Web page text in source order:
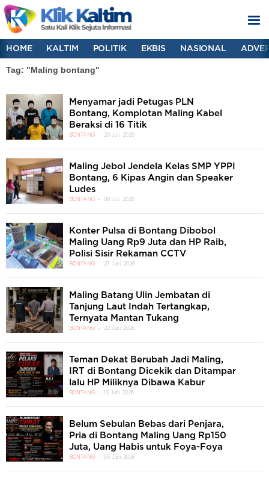
HOME KALTIM POLITIK EKBIS NASIONAL
Tag: "Maling bontang"
Menyamar jadi Petugas PLN
Bontang, Komplotan Maling Kabel
Beraksi di 16 Titik
BONTANG 20 Juli 2026
Maling Jebol Jendela Kelas SMP YPPI
Bontang, 6 Kipas Angin dan Speaker
Ludes
BONTANG 08 Juli 2026
Konter Pulsa di Bontang Dibobol
Maling Uang Rp9 Juta dan HP Raib,
Polisi Sisir Rekaman CCTV
BONTANG 27 Juni 2026
Maling Batang Ulin Jembatan di
Tanjung Laut Indah Tertangkap,
Ternyata Mantan Tukang
BONTANG 22 Juni 2026
Teman Dekat Berubah Jadi Maling,
IRT di Bontang Dicekik dan Ditampar
lalu HP Miliknya Dibawa Kabur
BONTANG 13 Juni 2026
Belum Sebulan Bebas dari Penjara,
Pria di Bontang Maling Uang Rp150
Juta, Uang Habis untuk Foya-Foya
BONTANG 03 Juni 2026